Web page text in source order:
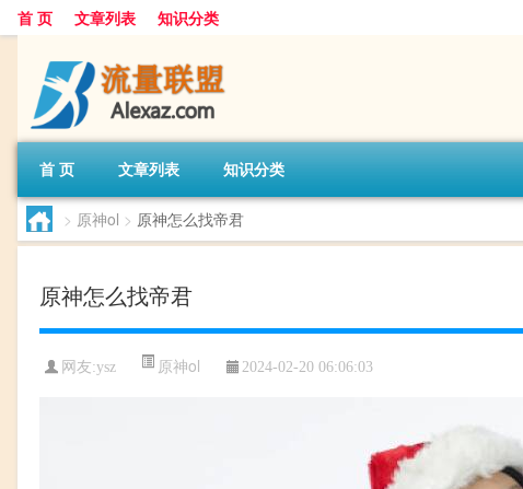
首 页 文章列表 知识分类
首 页 文章列表 知识分类
> 原神ol > 原神怎么找帝君
原神怎么找帝君
网友:ysz 原神ol 2024-02-20 06:06:03